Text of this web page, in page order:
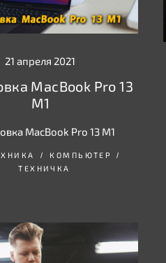
21 апреля 2021
MacBook Pro 13
M1
MacBook Pro 13 M1
КОМПЬЮТЕР
ТЕХНИЧКА